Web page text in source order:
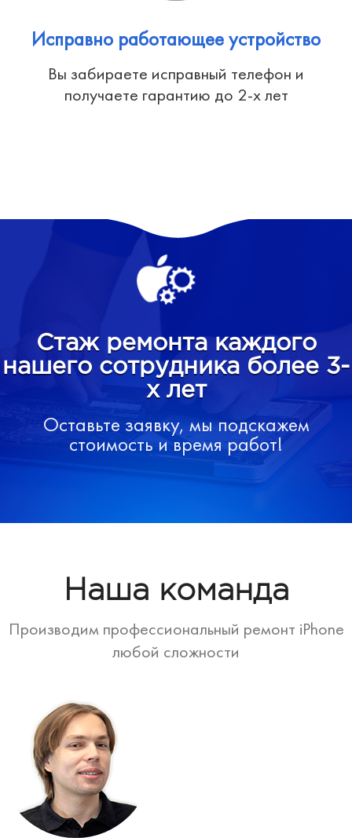
Исправно работающее устройство
Вы забираете исправный телефон и
получаете гарантию до 2-х лет
Стаж ремонта каждого
нашего сотрудника более 3-
х лет
Оставьте заявку, мы подскажем
стоимость и время работ!
Наша команда
Производим профессиональный ремонт iPhone
любой сложности